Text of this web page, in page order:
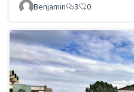
Benjamin
3 0